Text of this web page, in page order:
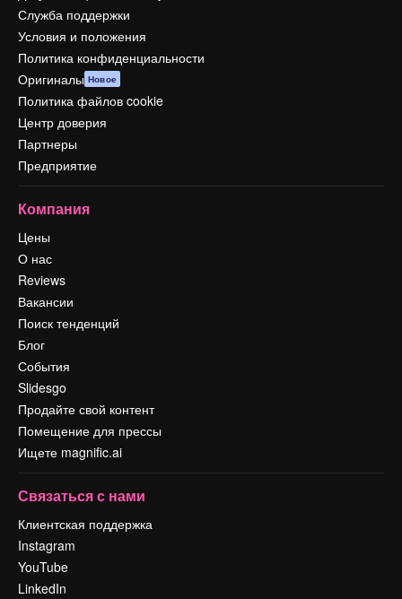
Служба поддержки
Условия и положения
Политика конфиденциальности
Оригиналы Новое
Политика файлов cookie
Центр доверия
Партнеры
Предприятие
Компания
Цены
О нас
Reviews
Вакансии
Поиск тенденций
Блог
События
Slidesgo
Продайте свой контент
Помещение для прессы
Ищете magnific.ai
Связаться с нами
Клиентская поддержка
Instagram
YouTube
LinkedIn